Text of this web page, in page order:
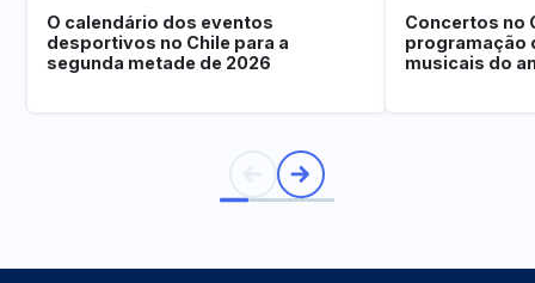
O calendário dos eventos
desportivos no Chile para a
segunda metade de 2026
Concertos no
programação
musicais do